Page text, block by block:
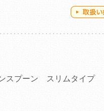
スプーン スリムタイプ